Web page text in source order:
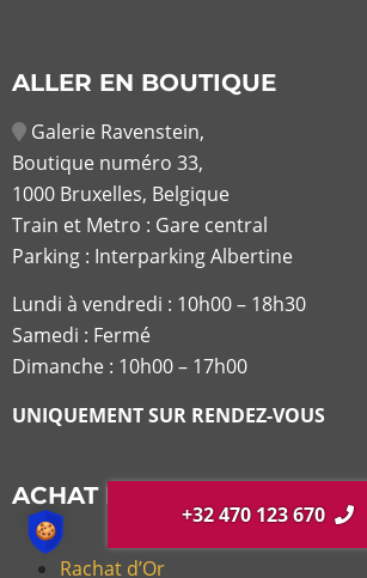
+32 470 123 670
ALLER EN BOUTIQUE
Galerie Ravenstein,
Boutique numéro 33,
1000 Bruxelles, Belgique
Train et Metro : Gare central
Parking : Interparking Albertine
Lundi à vendredi : 10h00 – 18h30
Samedi : Fermé
Dimanche : 10h00 – 17h00
UNIQUEMENT SUR RENDEZ-VOUS
ACHAT ET VENTE
Rachat d’Or